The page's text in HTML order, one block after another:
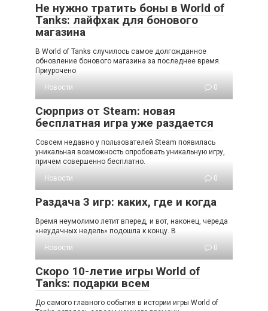
Не нужно тратить боны в World of
Tanks: лайфхак для бонового
магазина
В World of Tanks случилось самое долгожданное
обновление бонового магазина за последнее время.
Приурочено
Новости
0
Сюрприз от Steam: новая
бесплатная игра уже раздается
Совсем недавно у пользователей Steam появилась
уникальная возможность опробовать уникальную игру,
причем совершенно бесплатно.
Новости
0
Раздача 3 игр: каких, где и когда
Время неумолимо летит вперед, и вот, наконец, череда
«неудачных недель» подошла к концу. В
Новости
0
Скоро 10-летие игры World of
Tanks: подарки всем
До самого главного события в истории игры World of